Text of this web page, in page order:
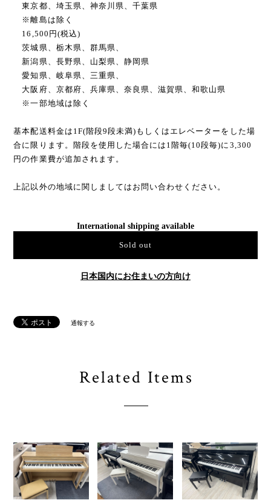
東京都、埼玉県、神奈川県、千葉県
※離島は除く
16,500円(税込)
茨城県、栃木県、群馬県、
新潟県、長野県、山梨県、静岡県
愛知県、岐阜県、三重県、
大阪府、京都府、兵庫県、奈良県、滋賀県、和歌山県
※一部地域は除く
基本配送料金は1F(階段9段未満)もしくはエレベーターをした場
合に限ります。階段を使用した場合には1階毎(10段毎)に3,300
円の作業費が追加されます。
上記以外の地域に関しましてはお問い合わせください。
International shipping available
Sold out
日本国内にお住まいの方向け
通報する
Related Items